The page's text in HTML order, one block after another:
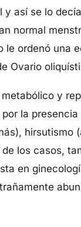
y así se lo
normal
le ordenó una
Ovario
y
la
hirsutismo
los casos,
en